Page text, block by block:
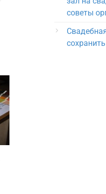
советы